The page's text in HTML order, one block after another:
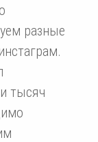
разные
тысяч